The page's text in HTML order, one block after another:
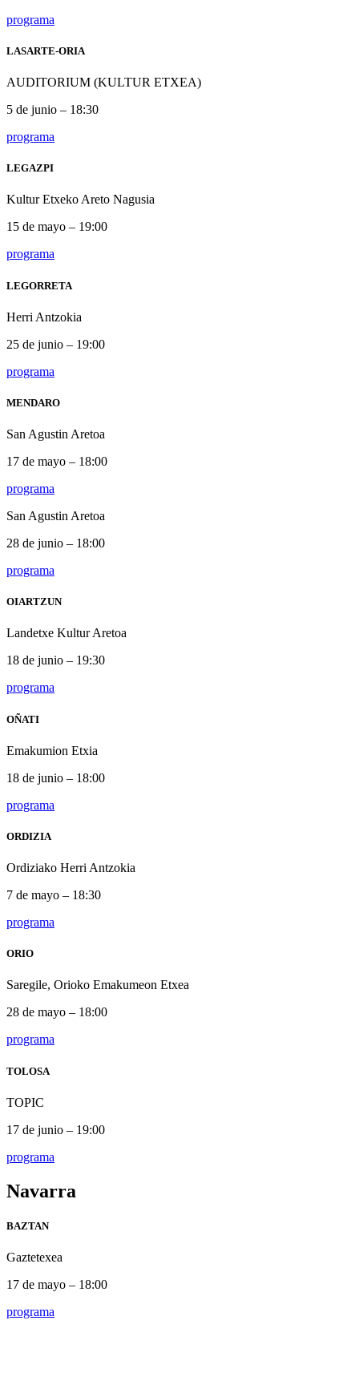
programa
LASARTE-ORIA
AUDITORIUM (KULTUR ETXEA)
5 de junio – 18:30
programa
LEGAZPI
Kultur Etxeko Areto Nagusia
15 de mayo – 19:00
programa
LEGORRETA
Herri Antzokia
25 de junio – 19:00
programa
MENDARO
San Agustin Aretoa
17 de mayo – 18:00
programa
San Agustin Aretoa
28 de junio – 18:00
programa
OIARTZUN
Landetxe Kultur Aretoa
18 de junio – 19:30
programa
OÑATI
Emakumion Etxia
18 de junio – 18:00
programa
ORDIZIA
Ordiziako Herri Antzokia
7 de mayo – 18:30
programa
ORIO
Saregile, Orioko Emakumeon Etxea
28 de mayo – 18:00
programa
TOLOSA
TOPIC
17 de junio – 19:00
programa
Navarra
BAZTAN
Gaztetexea
17 de mayo – 18:00
programa